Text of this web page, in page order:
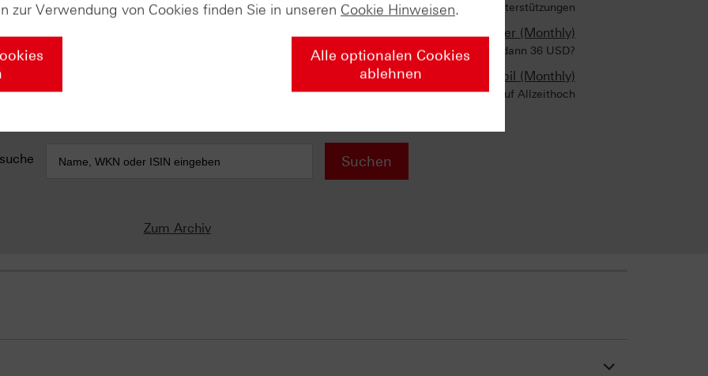
Die wichtigsten Unterstützungen
Silber (Monthly)
Erst 30 USD, dann 36 USD?
Exxon Mobil (Monthly)
Auf Allzeithoch
Osterkonsolidierung verdaut
Suchen
Zum Archiv
zur Verwendung von Cookies finden Sie in unseren Cookie Hinweisen.
Alle optionalen Cookies
ablehnen